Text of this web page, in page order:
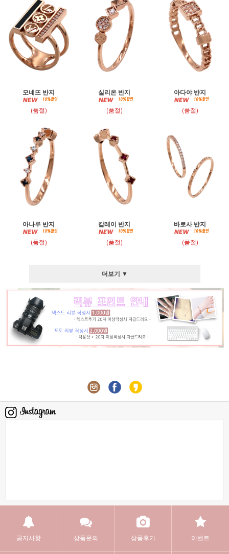
모네뜨 반지
(품절)
실리온 반지
(품절)
아다야 반지
(품절)
아나루 반지
(품절)
칼레이 반지
(품절)
바로사 반지
(품절)
더보기 ▼
공지사항 상품문의 상품후기 이벤트